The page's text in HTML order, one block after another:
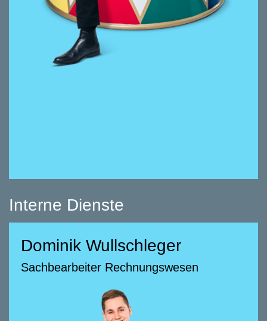
Dominik Riederer seit 2025 wieder mit
vollem Tatendrang zurück im Immobilien-
Interne Dienste
Dominik Wullschleger
Sachbearbeiter Rechnungswesen
Dominik Wullschleger
Sachbearbeiter Rechnungswesen
dominik.wullschleger@smeyers.ch